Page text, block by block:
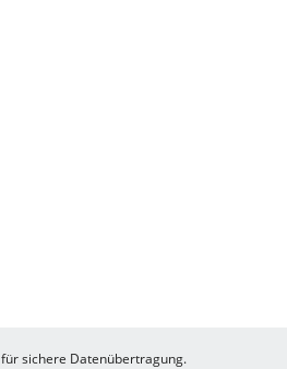
für sichere Datenübertragung.